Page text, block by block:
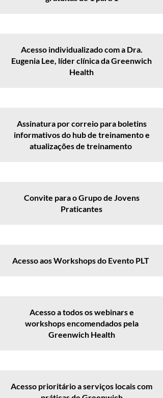
Acesso individualizado com a Dra.
Eugenia Lee, líder clínica da Greenwich
Health
Assinatura por correio para boletins
informativos do hub de treinamento e
atualizações de treinamento
Convite para o Grupo de Jovens
Praticantes
Acesso aos Workshops do Evento PLT
Acesso a todos os webinars e
workshops encomendados pela
Greenwich Health
Acesso prioritário a serviços locais com